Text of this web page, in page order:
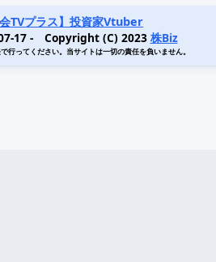
会TVプラス】投資家Vtuber
17 - Copyright (C) 2023 株Biz
行ってください。当サイトは一切の責任を負いません。